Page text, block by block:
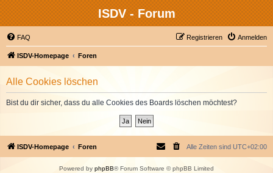
ISDV - Forum
FAQ Anmelden
Registrieren
ISDV-Homepage Foren
Alle Cookies löschen
Bist du dir sicher, dass du alle Cookies des Boards löschen möchtest?
ISDV-Homepage Foren Alle Zeiten sind UTC+02:00
Powered by phpBB® Forum Software © phpBB Limited